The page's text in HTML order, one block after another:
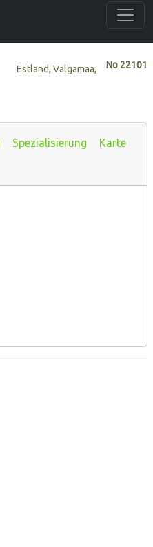
No 22101
Estland, Valgamaa,
Spezialisierung Karte